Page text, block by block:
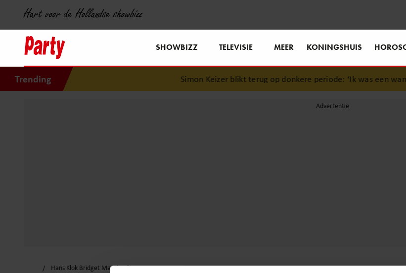
Hart voor de Hollandse showbizz
SHOWBIZZ TELEVISIE MEER KONINGSHUIS
Trending Simon Keizer blikt terug op donkere periode: ‘Ik was een
Hans Klok Bridget Maasland